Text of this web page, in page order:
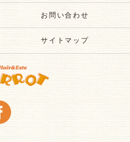
お問い合わせ
サイトマップ